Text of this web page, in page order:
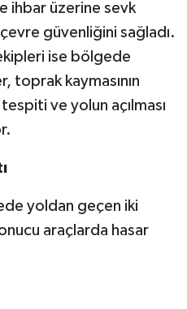
ihbar üzerine sevk
güvenliğini sağladı.
ise bölgede
toprak kaymasının
ve yolun açılması
yoldan geçen iki
araçlarda hasar